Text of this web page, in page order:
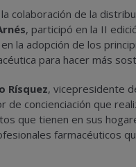
colaboración de la
, participó en la II
la adopción de los
para hacer más
Rísquez, vicepresidente
de concienciación que
que tienen en sus
farmacéuticos